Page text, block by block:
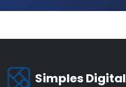
Simples Digital